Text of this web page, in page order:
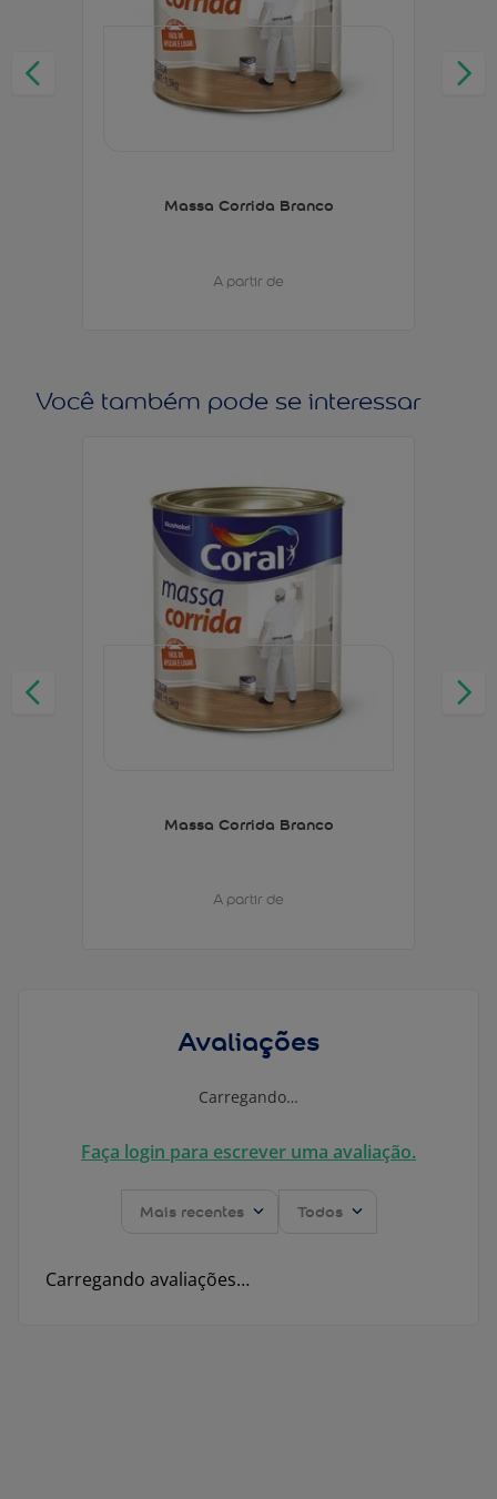
Massa Corrida Branco
A partir de
Você também pode se interessar
Massa Corrida Branco
A partir de
Avaliações
Carregando…
Faça login para escrever uma avaliação.
Mais recentes Todos
Carregando avaliações…